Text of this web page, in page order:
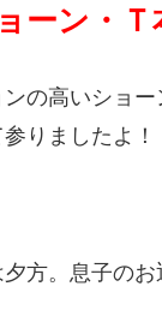
ーン・Ｔ
の高いショ
りましたよ！
方。息子のお